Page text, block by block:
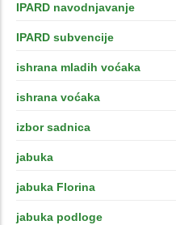
IPARD navodnjavanje
IPARD subvencije
ishrana mladih voćaka
ishrana voćaka
izbor sadnica
jabuka
jabuka Florina
jabuka podloge